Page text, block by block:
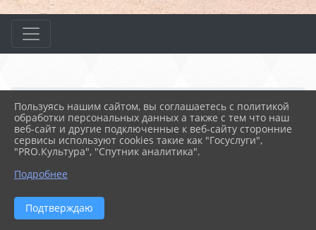
Главная МЕРОПРИЯТИЯ
Новости
Большой этнографически...
07.11.2022 16:57
БОЛЬШОЙ ЭТНОГРАФИЧЕСКИЙ ДИКТАНТ
Пользуясь нашим сайтом, вы соглашаетесь с политикой
обработки персональных данных а также с тем что наш
веб-сайт и другие подключенные к веб-сайту сторонние
сервисы используют cookies такие как "Госуслуги",
"PRO.Культура", "Спутник аналитика".
Подробнее
Подтверждаю